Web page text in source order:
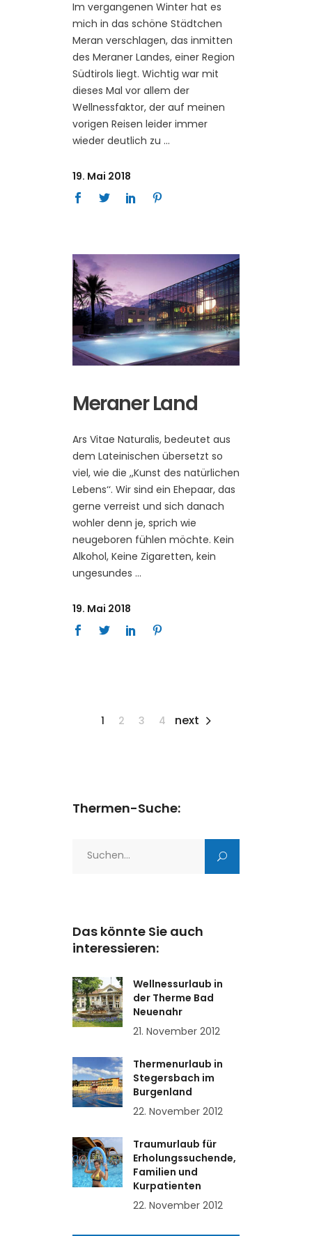
Im vergangenen Winter hat es
mich in das schöne Städtchen
Meran verschlagen, das inmitten
des Meraner Landes, einer Region
Südtirols liegt. Wichtig war mit
dieses Mal vor allem der
Wellnessfaktor, der auf meinen
vorigen Reisen leider immer
wieder deutlich zu
19. Mai 2018
Meraner Land
Ars Vitae Naturalis, bedeutet aus
dem Lateinischen übersetzt so
viel, wie die ,,Kunst des natürlichen
Lebens‘‘. Wir sind ein Ehepaar, das
gerne verreist und sich danach
wohler denn je, sprich wie
neugeboren fühlen möchte. Kein
Alkohol, Keine Zigaretten, kein
ungesundes
19. Mai 2018
1 2 3 4 next
Thermen-Suche:
Das könnte Sie auch
interessieren:
Wellnessurlaub in
der Therme Bad
Neuenahr
21. November 2012
Thermenurlaub in
Stegersbach im
Burgenland
22. November 2012
Traumurlaub für
Erholungssuchende,
Familien und
Kurpatienten
22. November 2012